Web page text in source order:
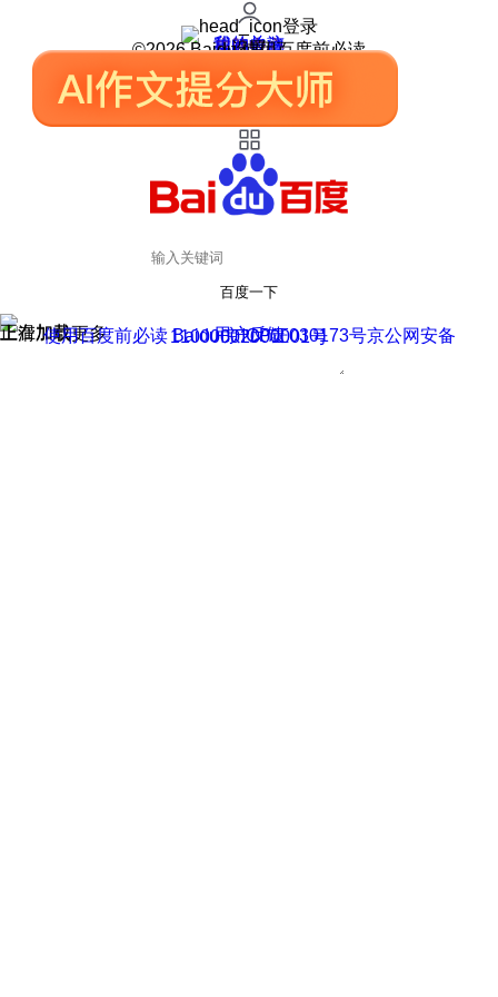
登录
我的关注
我的收藏
皮肤中心
用户反馈
设置
©2026 Baidu 使用百度前必读
百度一下
正在加载
上滑加载更多 用户反馈
使用百度前必读 Baidu 京ICP证030173号
京公网安备11000002000001号